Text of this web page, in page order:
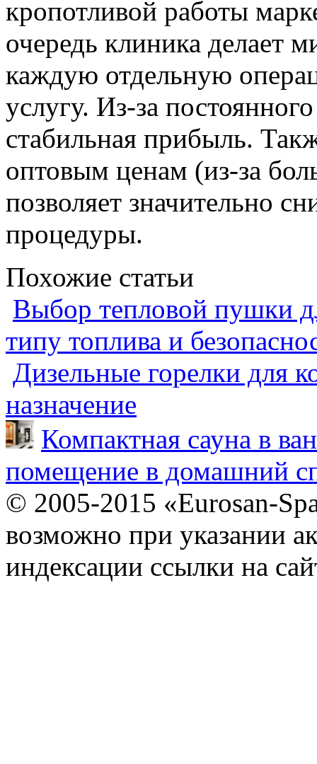
кропотливой работы
очередь клиника делает
каждую отдельную
услугу. Из-за
стабильная прибыль.
оптовым ценам (из-за
позволяет значительно
процедуры.
Похожие статьи
Выбор тепловой пушки
типу топлива и
Дизельные горелки для
назначение
Компактная сауна в
помещение в домашний
© 2005-2015 «Eurosan-
возможно при указании
индексации ссылки на